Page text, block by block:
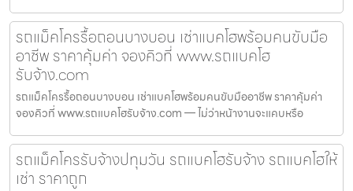
รถแม็คโครรื้อถอนบางบอน เช่าแบคโฮพร้อมคนขับมือ
อาชีพ ราคาคุ้มค่า จองคิวที่ www.รถแบคโฮ
รับจ้าง.com
รถแม็คโครรื้อถอนบางบอน เช่าแบคโฮพร้อมคนขับมืออาชีพ ราคาคุ้มค่า
จองคิวที่ www.รถแบคโฮรับจ้าง.com — ไม่ว่าหน้างานจะแคบหรือ
รถแม็คโครรับจ้างปทุมวัน รถแบคโฮรับจ้าง รถแบคโฮให้
เช่า ราคาถูก